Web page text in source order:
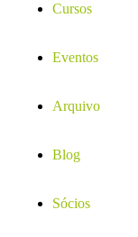
Cursos
Eventos
Arquivo
Blog
Sócios